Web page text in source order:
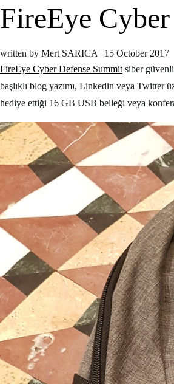
FireEye
written by Mert SARICA | 15 October 2017
FireEye Cyber Defense Summit siber
başlıklı blog yazımı, Linkedin veya Twitter
hediye ettiği 16 GB USB belleği veya